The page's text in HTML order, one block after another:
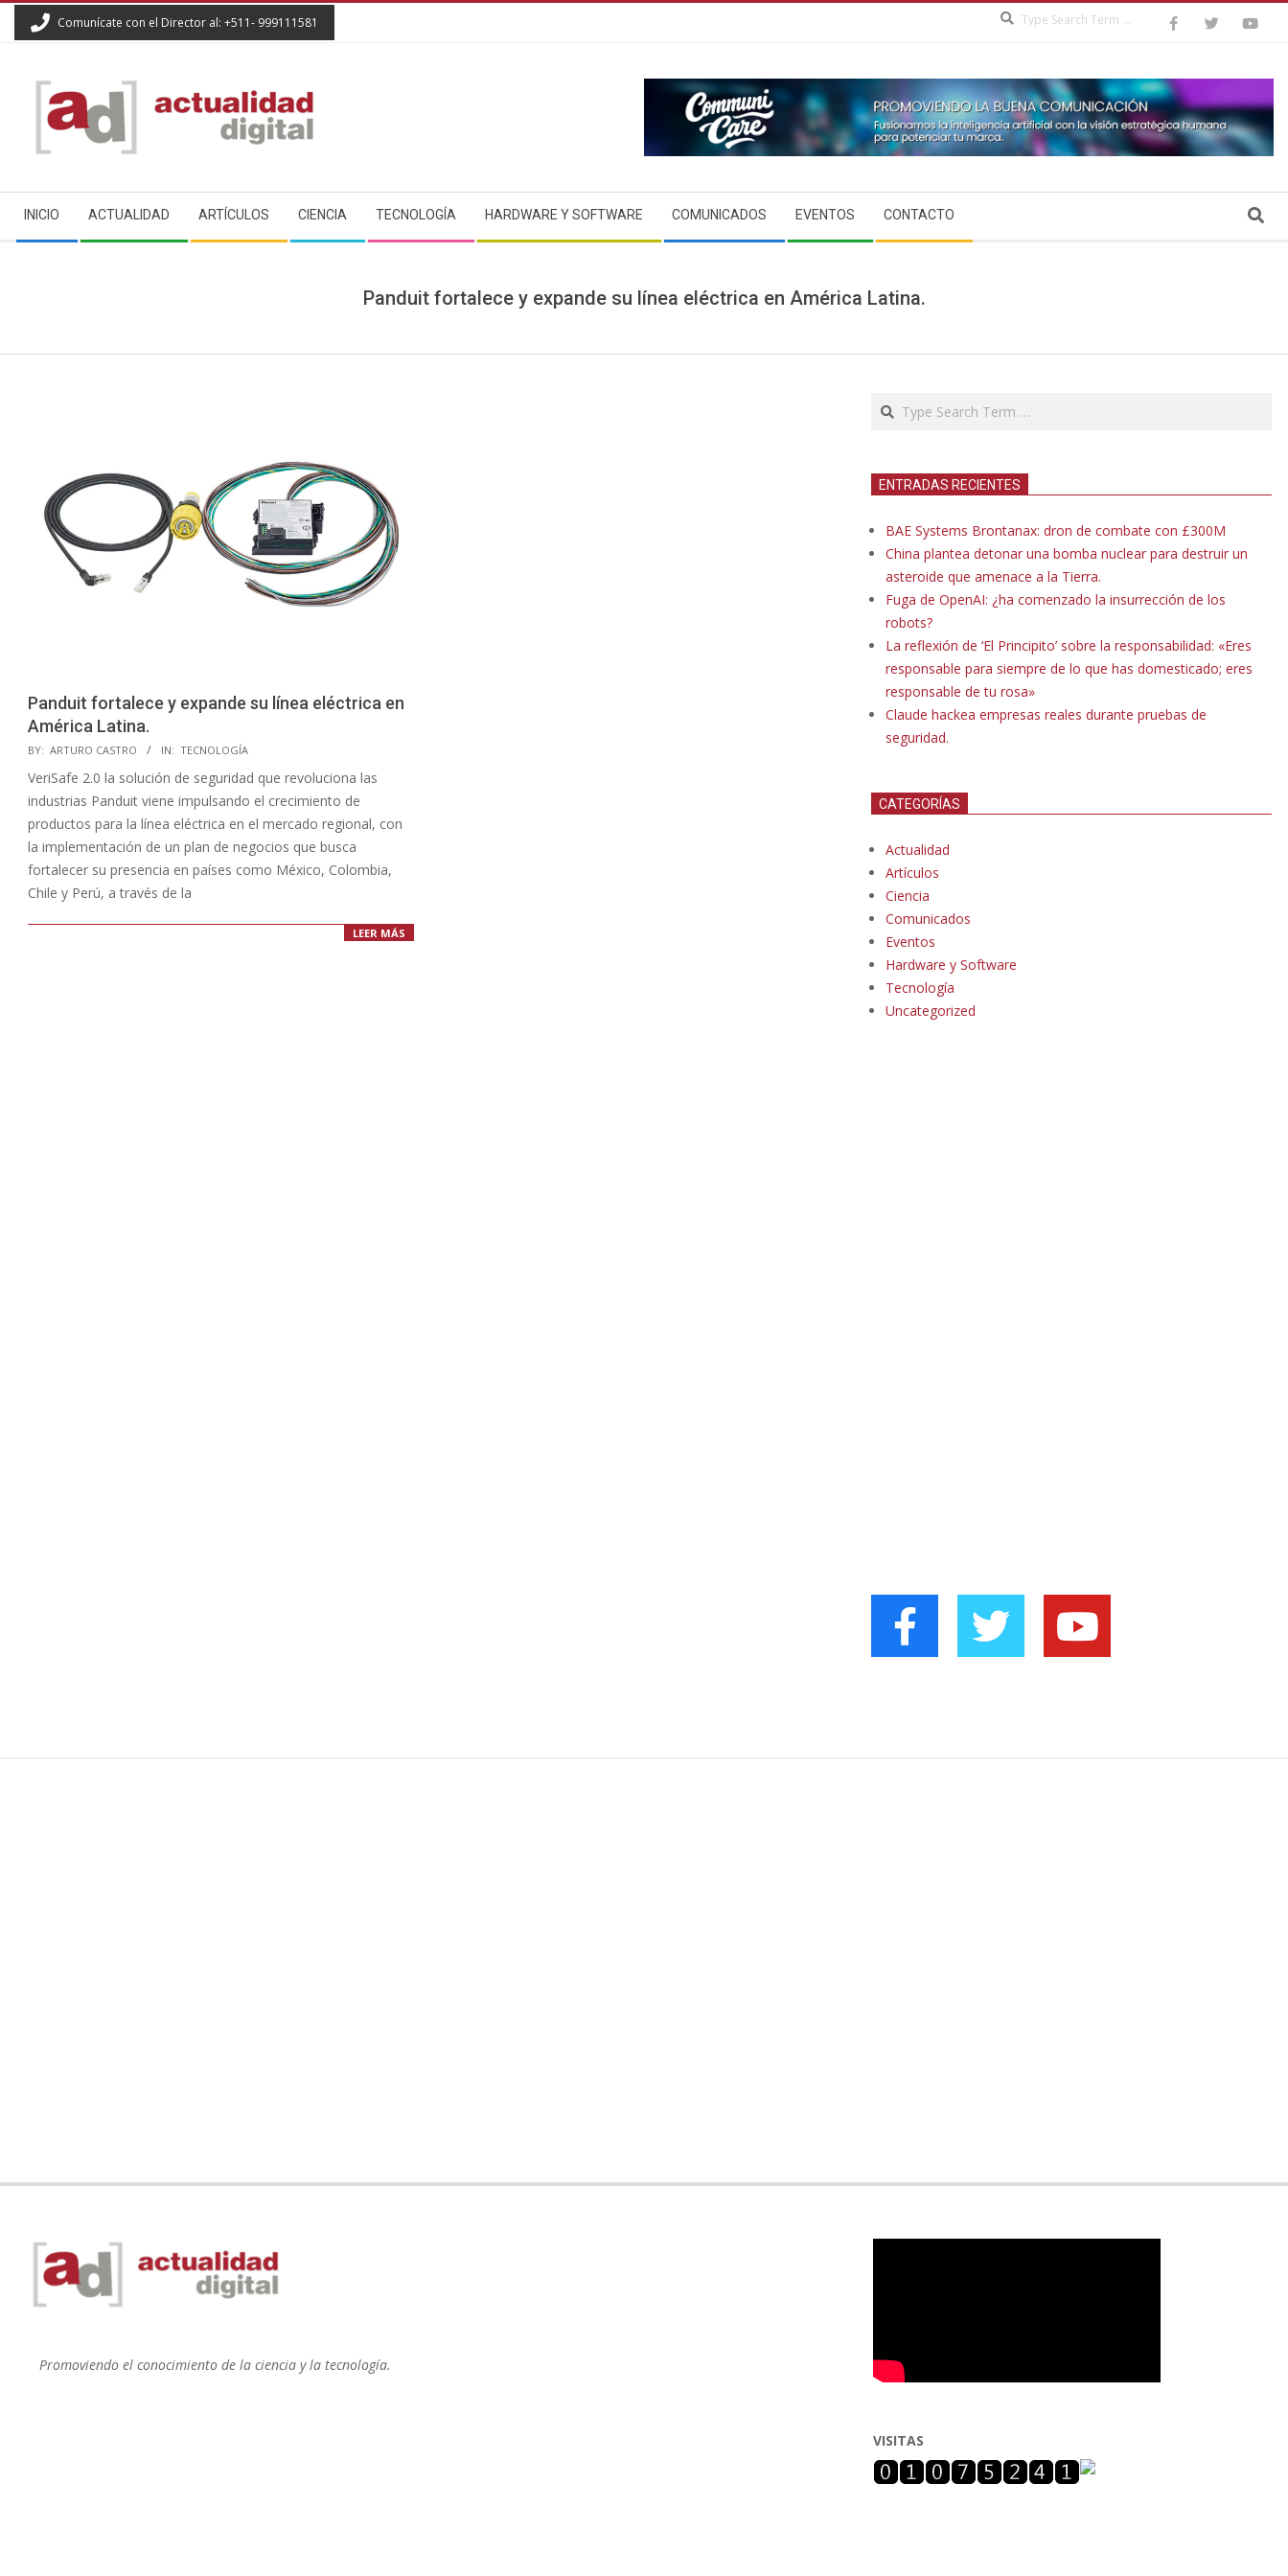
Comunícate con el Director al: +511- 999111581
ACTUALIDAD
DIGITAL
Navigation
Menu
INICIO ACTUALIDAD ARTÍCULOS CIENCIA TECNOLOGÍA HARDWARE Y SOFTWARE COMUNICADOS EVENTOS CONTACTO Search
Panduit fortalece y expande su línea eléctrica en América Latina.
Panduit fortalece y expande su línea eléctrica en
América Latina.
2023-
07-
12
BY: ARTURO CASTRO IN: TECNOLOGÍA
VeriSafe 2.0 la solución de seguridad que revoluciona las
industrias Panduit viene impulsando el crecimiento de
productos para la línea eléctrica en el mercado regional, con
la implementación de un plan de negocios que busca
fortalecer su presencia en países como México, Colombia,
Chile y Perú, a través de la
LEER MÁS
Search
ENTRADAS RECIENTES
BAE Systems Brontanax: dron de combate con £300M
China plantea detonar una bomba nuclear para destruir un
asteroide que amenace a la Tierra.
Fuga de OpenAI: ¿ha comenzado la insurrección de los
robots?
La reflexión de ‘El Principito’ sobre la responsabilidad: «Eres
responsable para siempre de lo que has domesticado; eres
responsable de tu rosa»
Claude hackea empresas reales durante pruebas de
seguridad.
CATEGORÍAS
Actualidad
Artículos
Ciencia
Comunicados
Eventos
Hardware y Software
Tecnología
Uncategorized
Promoviendo el conocimiento de la ciencia y la tecnología.
VISITAS